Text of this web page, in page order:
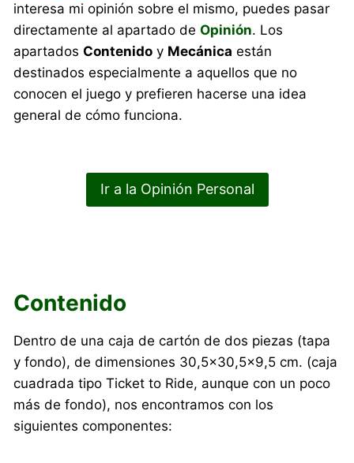
interesa mi opinión sobre el mismo, puedes pasar
directamente al apartado deOpinión. Los
apartadosContenido y Mecánica están
destinados especialmente a aquellos que no
conocen el juego y prefieren hacerse una idea
general de cómo funciona.
Ir a la Opinión Personal
Contenido
Dentro de una caja de cartón de dos piezas (tapa
y fondo), de dimensiones 30,5×30,5×9,5 cm. (caja
cuadrada tipo Ticket to Ride, aunque con un poco
más de fondo), nos encontramos con los
siguientes componentes: